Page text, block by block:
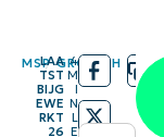
MSP GROWTH
/
LAA
TST
BIJG
EWE
RKT
26
/
4
M
I
N
L
E